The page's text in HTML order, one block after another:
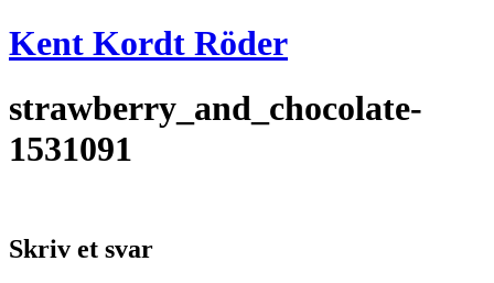
Videre
til
Kent Kordt Röder
strawberry_and_chocolate-
1531091
Skriv et svar